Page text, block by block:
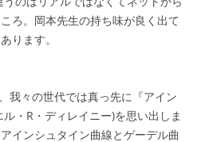
ろ。岡本先生の持ち味が良く出て
ります。
我々の世代では真っ先に『アイン
・R・ディレイニー)を思い出しま
インシュタイン曲線とゲーデル曲